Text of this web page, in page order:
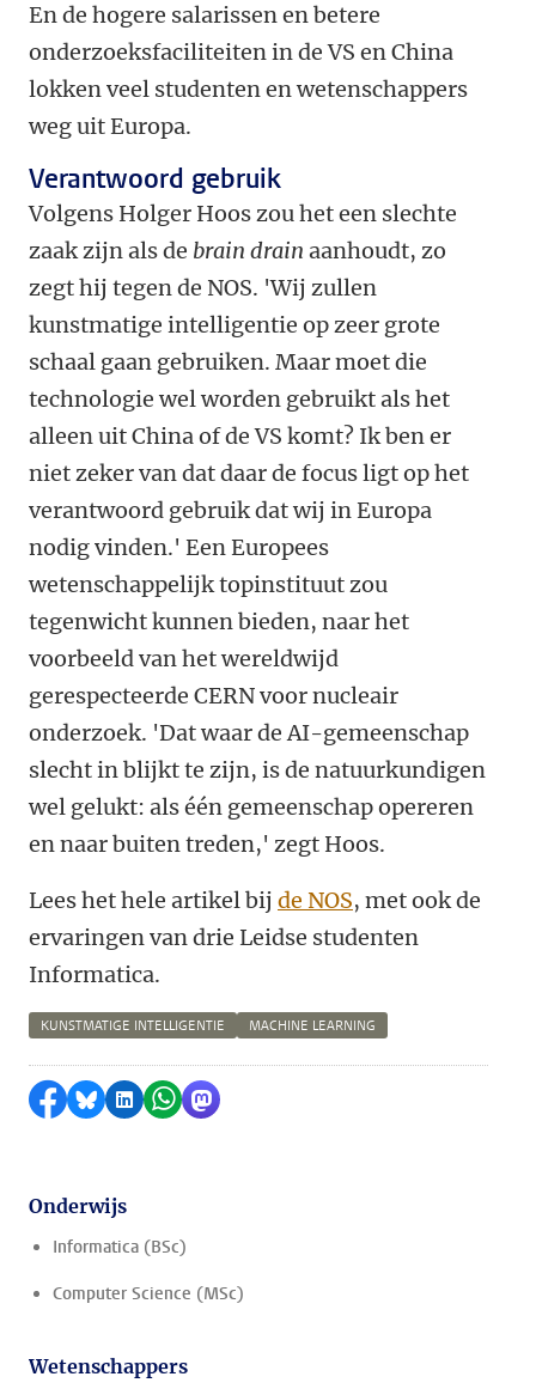
En de hogere salarissen en betere
onderzoeksfaciliteiten in de VS en China
lokken veel studenten en wetenschappers
weg uit Europa.
Verantwoord gebruik
Volgens Holger Hoos zou het een slechte
zaak zijn als de brain drain aanhoudt, zo
zegt hij tegen de NOS. 'Wij zullen
kunstmatige intelligentie op zeer grote
schaal gaan gebruiken. Maar moet die
technologie wel worden gebruikt als het
alleen uit China of de VS komt? Ik ben er
niet zeker van dat daar de focus ligt op het
verantwoord gebruik dat wij in Europa
nodig vinden.' Een Europees
wetenschappelijk topinstituut zou
tegenwicht kunnen bieden, naar het
voorbeeld van het wereldwijd
gerespecteerde CERN voor nucleair
onderzoek. 'Dat waar de AI-gemeenschap
slecht in blijkt te zijn, is de natuurkundigen
wel gelukt: als één gemeenschap opereren
en naar buiten treden,' zegt Hoos.
Lees het hele artikel bij de NOS, met ook de
ervaringen van drie Leidse studenten
Informatica.
KUNSTMATIGE INTELLIGENTIE MACHINE LEARNING
Delen op Facebook
Delen via Bluesky
Delen op LinkedIn
Delen via WhatsApp
Delen via Mastodon
Onderwijs
Informatica (BSc)
Computer Science (MSc)
Wetenschappers